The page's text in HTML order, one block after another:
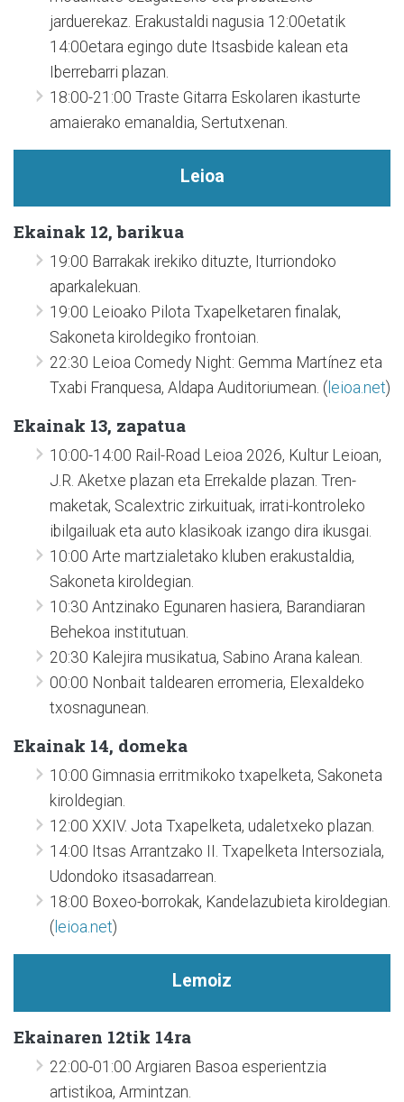
jarduerekaz. Erakustaldi nagusia 12:00etatik
14:00etara egingo dute Itsasbide kalean eta
Iberrebarri plazan.
18:00-21:00 Traste Gitarra Eskolaren ikasturte
amaierako emanaldia, Sertutxenan.
Leioa
Ekainak 12, barikua
19:00 Barrakak irekiko dituzte, Iturriondoko
aparkalekuan.
19:00 Leioako Pilota Txapelketaren finalak,
Sakoneta kiroldegiko frontoian.
22:30 Leioa Comedy Night: Gemma Martínez eta
Txabi Franquesa, Aldapa Auditoriumean. ( leioa.net)
Ekainak 13, zapatua
10:00-14:00 Rail-Road Leioa 2026, Kultur Leioan,
J.R. Aketxe plazan eta Errekalde plazan. Tren-
maketak, Scalextric zirkuituak, irrati-kontroleko
ibilgailuak eta auto klasikoak izango dira ikusgai.
10:00 Arte martzialetako kluben erakustaldia,
Sakoneta kiroldegian.
10:30 Antzinako Egunaren hasiera, Barandiaran
Behekoa institutuan.
20:30 Kalejira musikatua, Sabino Arana kalean.
00:00 Nonbait taldearen erromeria, Elexaldeko
txosnagunean.
Ekainak 14, domeka
10:00 Gimnasia erritmikoko txapelketa, Sakoneta
kiroldegian.
12:00 XXIV. Jota Txapelketa, udaletxeko plazan.
14:00 Itsas Arrantzako II. Txapelketa Intersoziala,
Udondoko itsasadarrean.
18:00 Boxeo-borrokak, Kandelazubieta kiroldegian.
( leioa.net)
Lemoiz
Ekainaren 12tik 14ra
22:00-01:00 Argiaren Basoa esperientzia
artistikoa, Armintzan.